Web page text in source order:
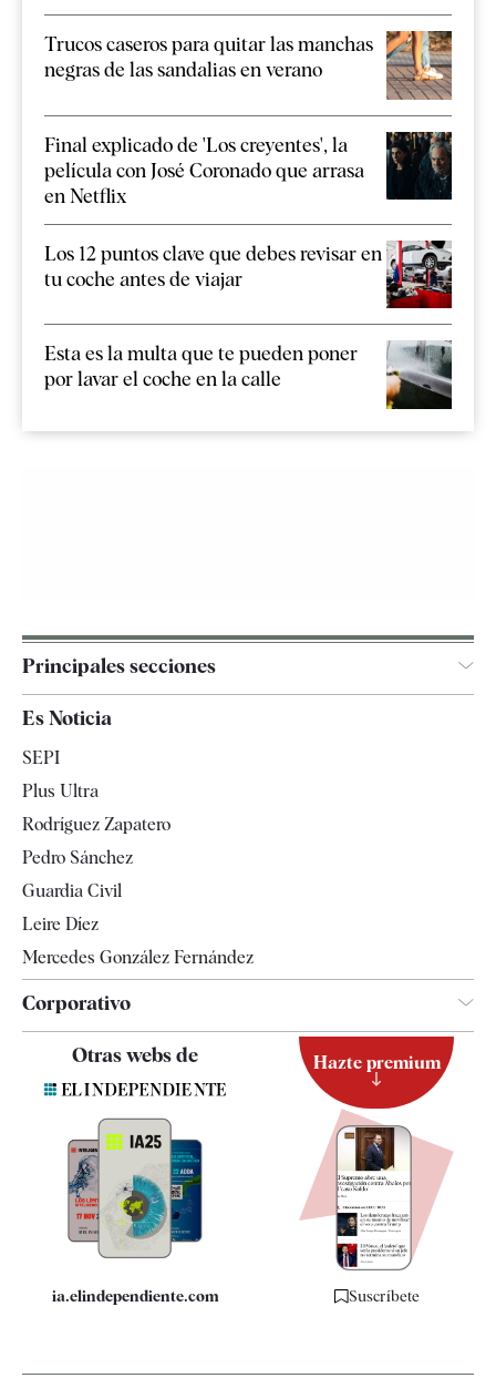
Trucos caseros para quitar las manchas
negras de las sandalias en verano
Final explicado de 'Los creyentes', la
película con José Coronado que arrasa
en Netflix
Los 12 puntos clave que debes revisar en
tu coche antes de viajar
Esta es la multa que te pueden poner
por lavar el coche en la calle
Principales secciones
Televisión
Es Noticia
SEPI
Plus Ultra
Rodríguez Zapatero
Pedro Sánchez
Guardia Civil
Leire Díez
Mercedes González Fernández
Corporativo
Quiénes somos
Especificaciones
Otras webs de
ia.elindependiente.com
Hazte premium
Suscríbete